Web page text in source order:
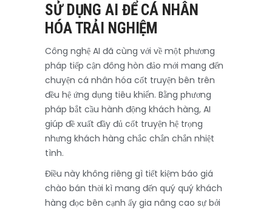
SỬ DỤNG AI ĐỂ CÁ NHÂN
HÓA TRẢI NGHIỆM
Công nghệ AI đã cùng với về một phương
pháp tiếp cận đông hòn đảo mới mang đến
chuyện cá nhân hóa cốt truyện bên trên
đều hệ ứng dụng tiêu khiển. Bằng phương
pháp bắt cầu hành động khách hàng, AI
giúp đề xuất đầy đủ cốt truyện hệ trọng
nhưng khách hàng chắc chắn chắn nhiệt
tình.
Điều này không riêng gì tiết kiệm báo giá
chào bán thời kì mang đến quý quý khách
hàng đọc bên cạnh ấy gia nâng cao sự bởi